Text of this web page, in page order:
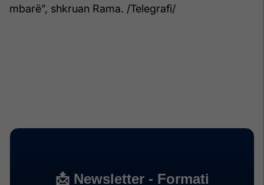
mbarë”, shkruan Rama. /Telegrafi/